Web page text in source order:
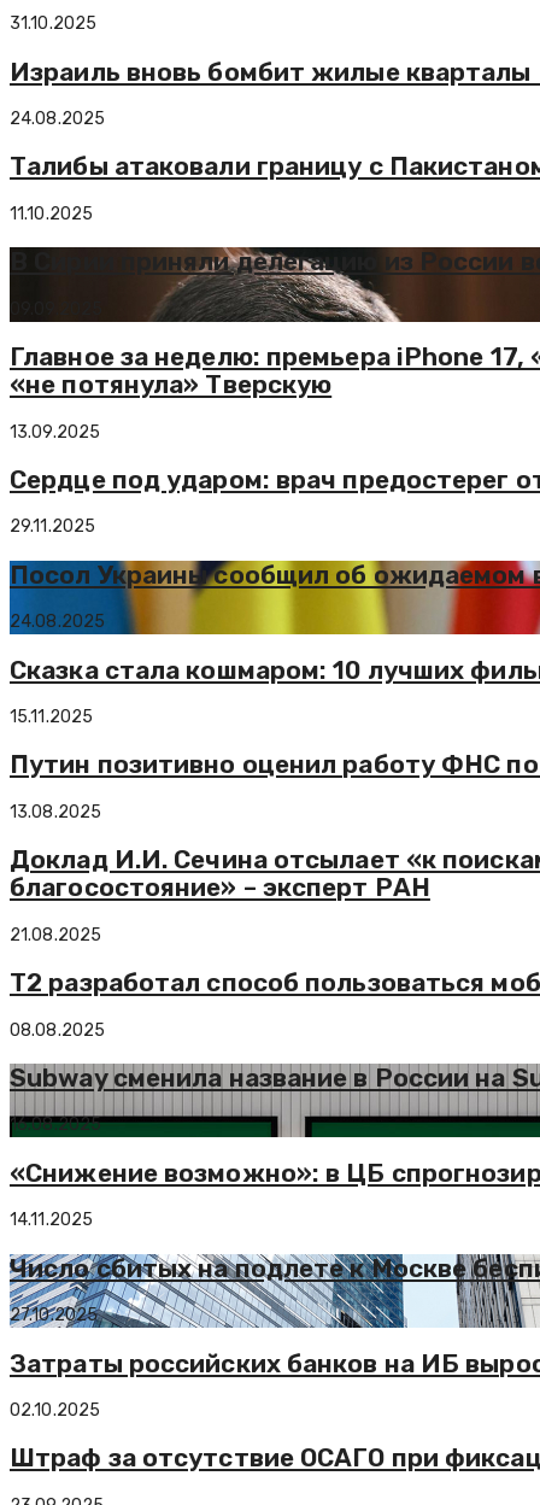
31.10.2025
Израиль вновь бомбит жилые кварталы
24.08.2025
Талибы атаковали границу с
11.10.2025
В Сирии приняли делегацию из России
Главное за неделю: премьера iPhone
«не потянула» Тверскую
13.09.2025
Сердце под ударом: врач предостерег
29.11.2025
Посол Украины сообщил об ожидаемом
24.08.2025
Сказка стала кошмаром: 10 лучших
15.11.2025
Путин позитивно оценил работу ФНС
13.08.2025
Доклад И.И. Сечина отсылает «к
благосостояние» – эксперт РАН
21.08.2025
Т2 разработал способ пользоваться
08.08.2025
Subway сменила название в России на
16.08.2025
«Снижение возможно»: в ЦБ
14.11.2025
Число сбитых на подлете к Москве
27.10.2025
Затраты российских банков на ИБ
02.10.2025
Штраф за отсутствие ОСАГО при